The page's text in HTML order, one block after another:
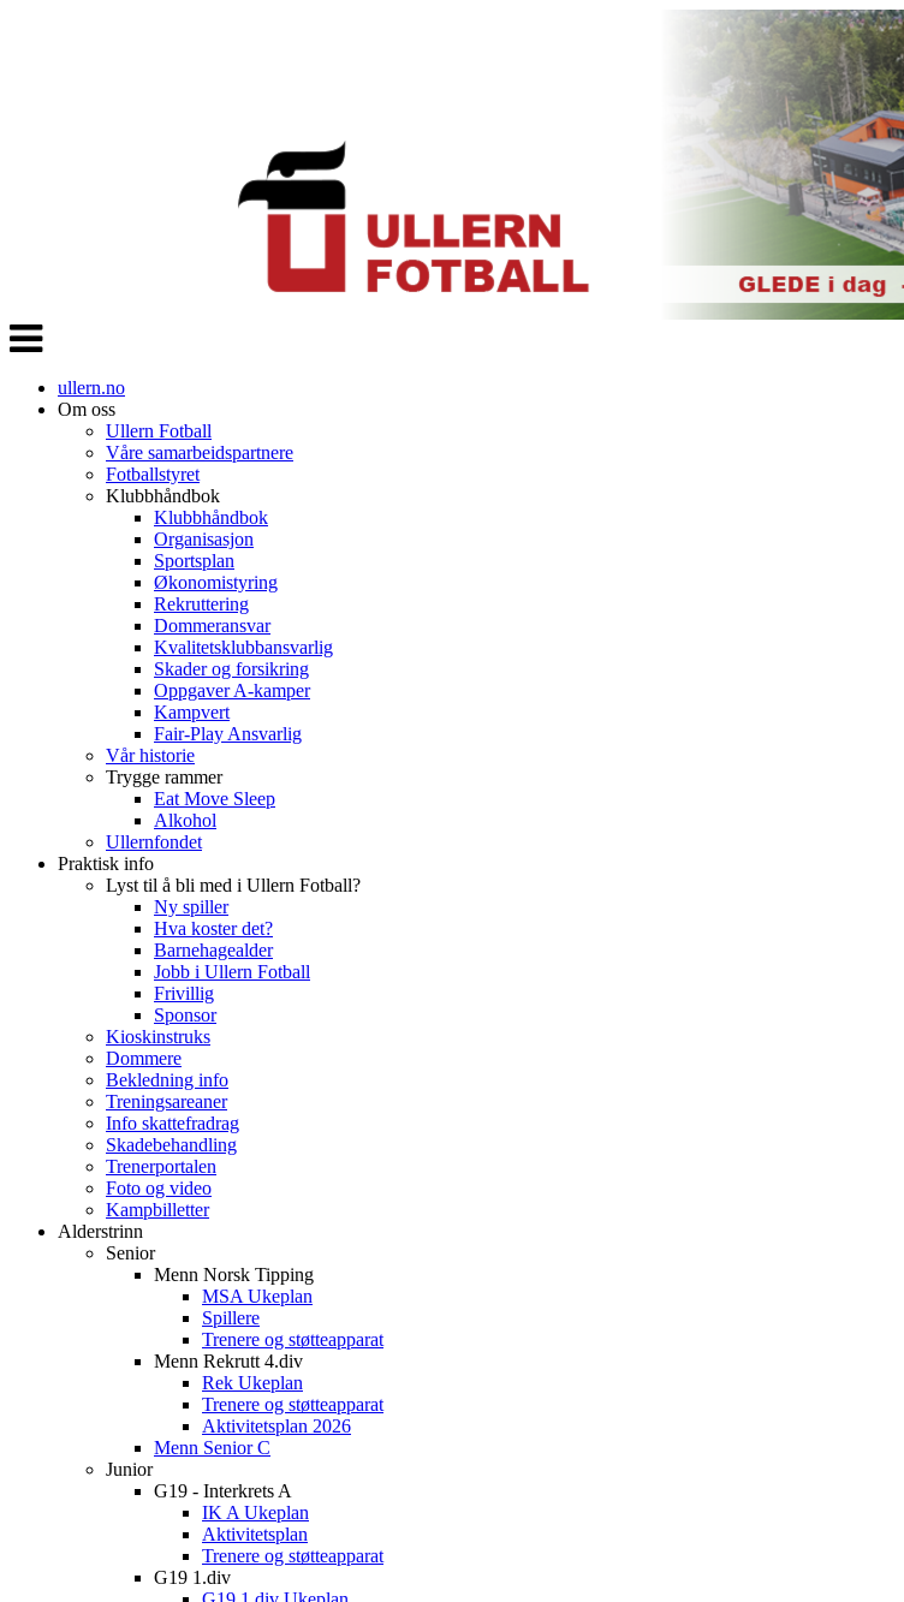
Veksle
navigasjon
ullern.no
Om oss
Ullern Fotball
Våre samarbeidspartnere
Fotballstyret
Klubbhåndbok
Klubbhåndbok
Organisasjon
Sportsplan
Økonomistyring
Rekruttering
Dommeransvar
Kvalitetsklubbansvarlig
Skader og forsikring
Oppgaver A-kamper
Kampvert
Fair-Play Ansvarlig
Vår historie
Trygge rammer
Eat Move Sleep
Alkohol
Ullernfondet
Praktisk info
Lyst til å bli med i Ullern Fotball?
Ny spiller
Hva koster det?
Barnehagealder
Jobb i Ullern Fotball
Frivillig
Sponsor
Kioskinstruks
Dommere
Bekledning info
Treningsareaner
Info skattefradrag
Skadebehandling
Trenerportalen
Foto og video
Kampbilletter
Alderstrinn
Senior
Menn Norsk Tipping
MSA Ukeplan
Spillere
Trenere og støtteapparat
Menn Rekrutt 4.div
Rek Ukeplan
Trenere og støtteapparat
Aktivitetsplan 2026
Menn Senior C
Junior
G19 - Interkrets A
IK A Ukeplan
Aktivitetsplan
Trenere og støtteapparat
G19 1.div